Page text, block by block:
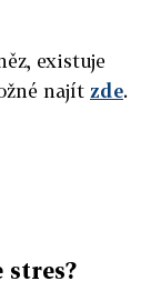
existuje
najít zde.
stres?